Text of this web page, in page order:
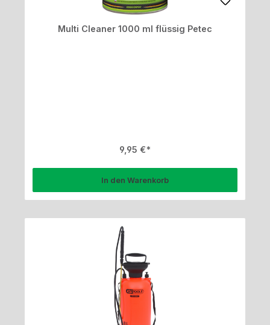
Multi Cleaner 1000 ml flüssig Petec
Regulärer Preis:
9,95 €
In den Warenkorb